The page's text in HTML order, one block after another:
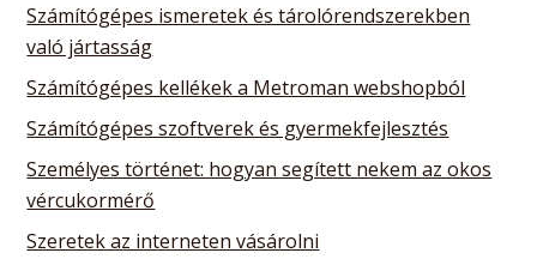
Számítógépes ismeretek és tárolórendszerekben
való jártasság
Számítógépes kellékek a Metroman webshopból
Számítógépes szoftverek és gyermekfejlesztés
Személyes történet: hogyan segített nekem az okos
vércukormérő
Szeretek az interneten vásárolni